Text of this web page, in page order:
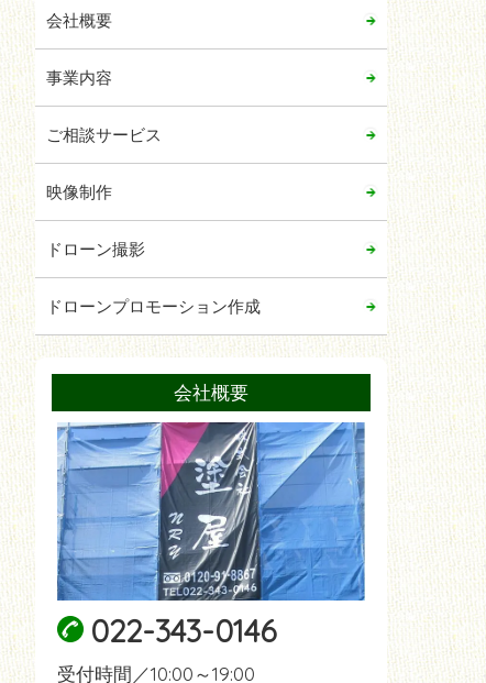
2020年06月
2020年03月
2019年12月
2019年11月
2019年01月
会社概要
事業内容
ご相談サービス
映像制作
ドローン撮影
ドローンプロモーション作成
会社概要
022-343-0146
受付時間／10:00～19:00